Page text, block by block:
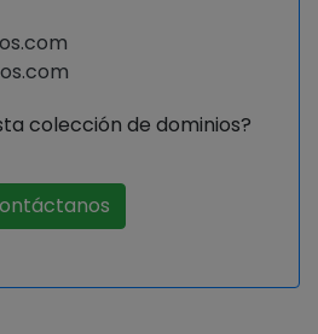
colección de dominios?